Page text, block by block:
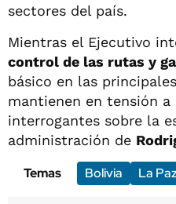
sectores del país.
Mientras el Ejecutivo
control de las rutas y
básico en las
mantienen en tensión a
interrogantes sobre la
administración de
Temas
Bolivia La